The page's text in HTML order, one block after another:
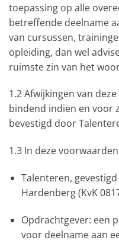
toepassing op alle
betreffende deelname
van cursussen,
opleiding, dan wel
ruimste zin van het
1.2 Afwijkingen van
bindend indien en voor
bevestigd door
1.3 In deze
Talenteren,
Hardenberg (KvK
Opdrachtgever: een
voor deelname aan